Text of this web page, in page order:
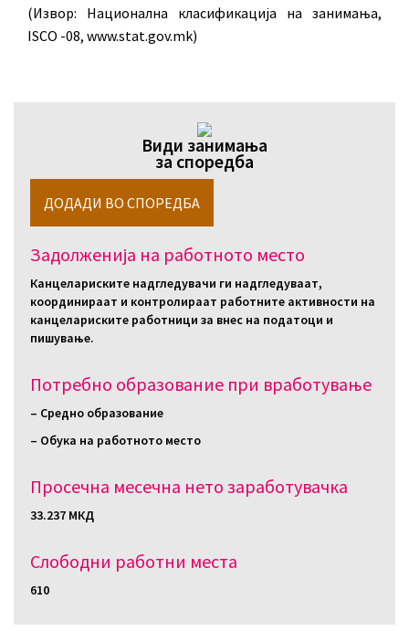
(Извор: Национална класификација на занимања,
ISCO -08, www.stat.gov.mk)
Види занимања
за споредба
Задолженија на работното место
Канцелариските надгледувачи ги надгледуваат,
координираат и контролираат работните активности на
канцелариските работници за внес на податоци и
пишување.
Потребно образование при вработување
– Средно образование
– Обука на работното место
Просечна месечна нето заработувачка
33.237 МКД
Слободни работни местa
610